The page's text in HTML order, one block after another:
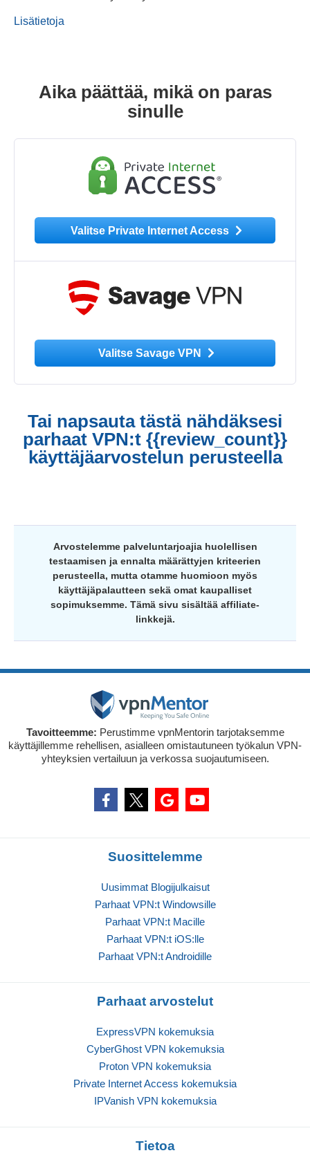
Lisätietoja
Aika päättää, mikä on paras
sinulle
Valitse Private Internet Access
Valitse Savage VPN
Tai napsauta tästä nähdäksesi
parhaat VPN:t {{review_count}}
käyttäjäarvostelun perusteella
Arvostelemme palveluntarjoajia huolellisen
testaamisen ja ennalta määrättyjen kriteerien
perusteella, mutta otamme huomioon myös
käyttäjäpalautteen sekä omat kaupalliset
sopimuksemme. Tämä sivu sisältää affiliate-
linkkejä.
Tavoitteemme: Perustimme vpnMentorin tarjotaksemme
käyttäjillemme rehellisen, asialleen omistautuneen työkalun VPN-
yhteyksien vertailuun ja verkossa suojautumiseen.
Suosittelemme
Uusimmat Blogijulkaisut
Parhaat VPN:t Windowsille
Parhaat VPN:t Macille
Parhaat VPN:t iOS:lle
Parhaat VPN:t Androidille
Parhaat arvostelut
ExpressVPN kokemuksia
CyberGhost VPN kokemuksia
Proton VPN kokemuksia
Private Internet Access kokemuksia
IPVanish VPN kokemuksia
Tietoa